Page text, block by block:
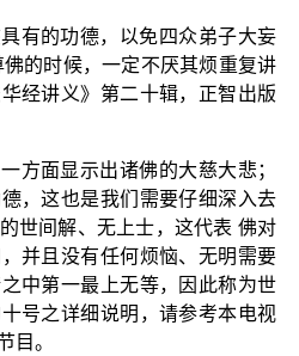
有的功德，以免四众弟子大妄
的时候，一定不厌其烦重复讲
经讲义》第二十辑，正智出版
方面显示出诸佛的大慈大悲；
，这也是我们需要仔细深入去
世间解、无上士，这代表 佛对
并且没有任何烦恼、无明需要
中第一最上无等，因此称为世
号之详细说明，请参考本电视
目。